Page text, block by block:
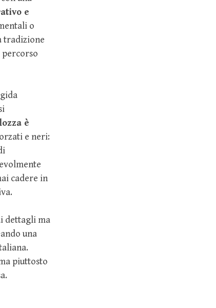
e
o
tradizione
percorso
è
e neri:
cadere in
dettagli ma
una
piuttosto